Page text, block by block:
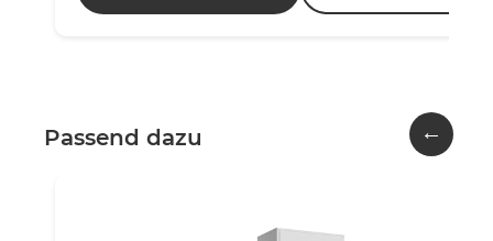
Passend dazu ←